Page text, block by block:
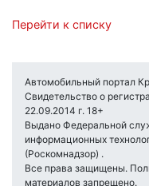
Перейти к списку
Автомобильный портал
Свидетельство о
22.09.2014 г. 18+
Выдано Федеральной
информационных
(Роскомнадзор) .
Все права защищены.
материалов запрещено.